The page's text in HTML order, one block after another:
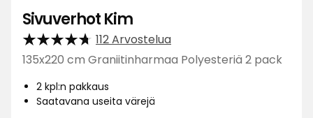
Sivuverhot Kim
112 Arvostelua
135x220 cm Graniitinharmaa Polyesteriä 2 pack
2 kpl:n pakkaus
Saatavana useita värejä